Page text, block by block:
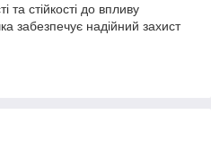
та стійкості до впливу
забезпечує надійний захист